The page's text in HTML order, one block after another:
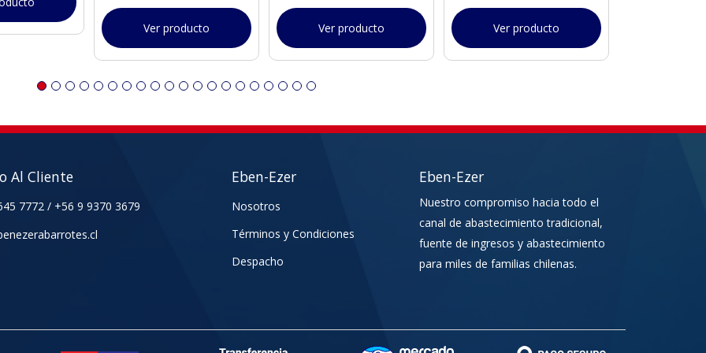
Ver producto
Ver producto Ver producto
Al Cliente
7772 / +56 9 9370 3679
Eben-Ezer
Nosotros
Términos y Condiciones
Despacho
Eben-Ezer
Nuestro compromiso hacia todo el
canal de abastecimiento tradicional,
fuente de ingresos y abastecimiento
para miles de familias chilenas.